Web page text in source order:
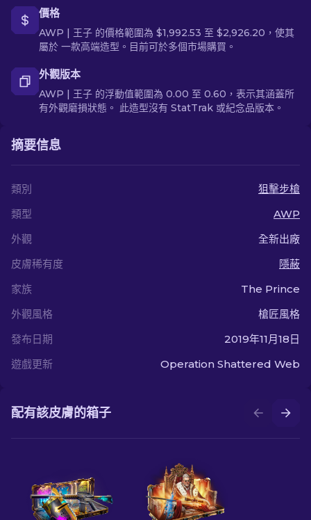
價格
AWP | 王子 的價格範圍為 $1,992.53 至 $2,926.20，使其
屬於 一款高端造型。目前可於多個市場購買。
外觀版本
AWP | 王子 的浮動值範圍為 0.00 至 0.60，表示其涵蓋所
有外觀磨損狀態。 此造型沒有 StatTrak 或紀念品版本。
摘要信息
類別
狙擊步槍
類型
AWP
外觀
全新出廠
皮膚稀有度
隱蔽
家族
The Prince
外觀風格
槍匠風格
發布日期
2019年11月18日
遊戲更新
Operation Shattered Web
配有該皮膚的箱子